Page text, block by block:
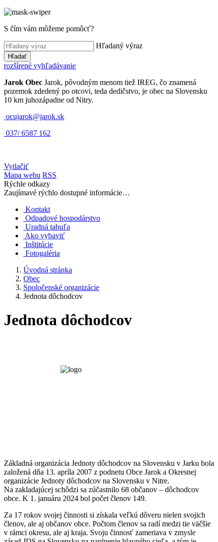
S čím vám môžeme pomôcť?
Hľadaný výraz
Hľadať
rozšírené vyhľadávanie
Jarok Obec Jarok, pôvodným menom tiež IREG, čo znamená
pozemok zdedený po otcovi, teda dedičstvo, je obec na Slovensku
10 km juhozápadne od Nitry.
ocujarok@jarok.sk
037/ 6587 162
Vytlačiť
Mapa webu RSS
Rýchle odkazy
Zaujímavé rýchlo dostupné informácie…
Kontakt
Odpadové hospodárstvo
Uradná tabuľa
Ako vybaviť
Inštitúcie
Fotogaléria
Úvodná stránka
Obec
Spoločenské organizácie
Jednota dôchodcov
Jednota dôchodcov
Základná organizácia Jednoty dôchodcov na Slovensku v Jarku bola
založená dňa 13. apríla 2007 z podnetu Obce Jarok a Okresnej
organizácie Jednoty dôchodcov na Slovensku v Nitre.
Na zakladajúcej schôdzi sa zúčastnilo 68 občanov – dôchodcov
obce. K 1. januáru 2024 bol počet členov 149.
Za 17 rokov svojej činnosti si získala veľkú dôveru nielen svojich
členov, ale aj občanov obce. Počtom členov sa radí medzi tie väčšie
v rámci okresu, ale aj kraja. Svoju činnosť zameriava v zmysle